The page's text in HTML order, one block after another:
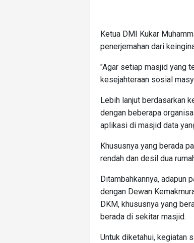
Ketua DMI Kukar
penerjemahan dari
"Agar setiap masjid yang
kesejahteraan sosial
Lebih lanjut berdasarkan
dengan beberapa
aplikasi di masjid data
Khususnya yang berada
rendah dan desil dua
Ditambahkannya, adapun
dengan Dewan
DKM, khususnya yang
berada di sekitar masjid.
Untuk diketahui, kegiatan